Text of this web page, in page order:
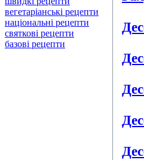
вегетаріанські рецепти
національні рецепти
святкові рецепти
базові рецепти